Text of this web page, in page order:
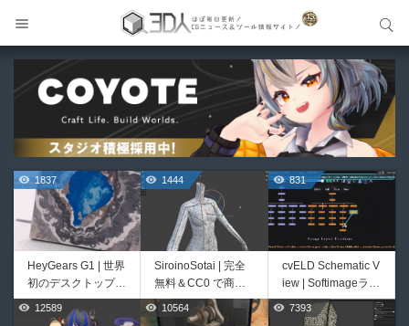
1837
HeyGears G1 | 世界
初のデスクトップ型
フルカラー3D＆UV
統合型プリンターが
1444
SiroinoSotai | 完全
無料＆CC0 で商用
利用OKなVRChat向
け共通素体3Dモデ
831
cvELD Schematic V
iew | Softimageライ
クかつNukeの利便
性も兼ね備えた階層
729 457
12589 10564 7393
サイト内検索